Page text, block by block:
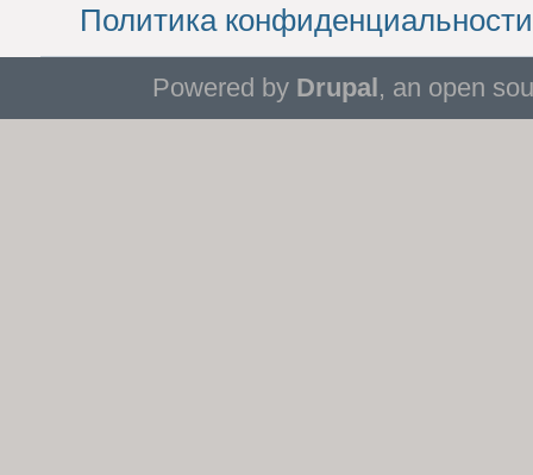
Политика
Powered by Drupal, an open